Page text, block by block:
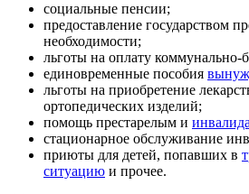
социальные пенсии;
предоставление государством
необходимости;
льготы на оплату коммунально-
единовременные пособия
льготы на приобретение
ортопедических изделий;
помощь престарелым и
стационарное обслуживание
приюты для детей, попавших в
ситуацию и прочее.